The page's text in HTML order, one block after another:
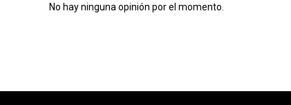
No hay ninguna opinión por el momento.